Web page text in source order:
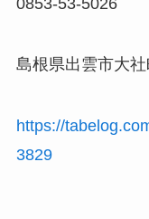
島根県出雲市大
https://
3829